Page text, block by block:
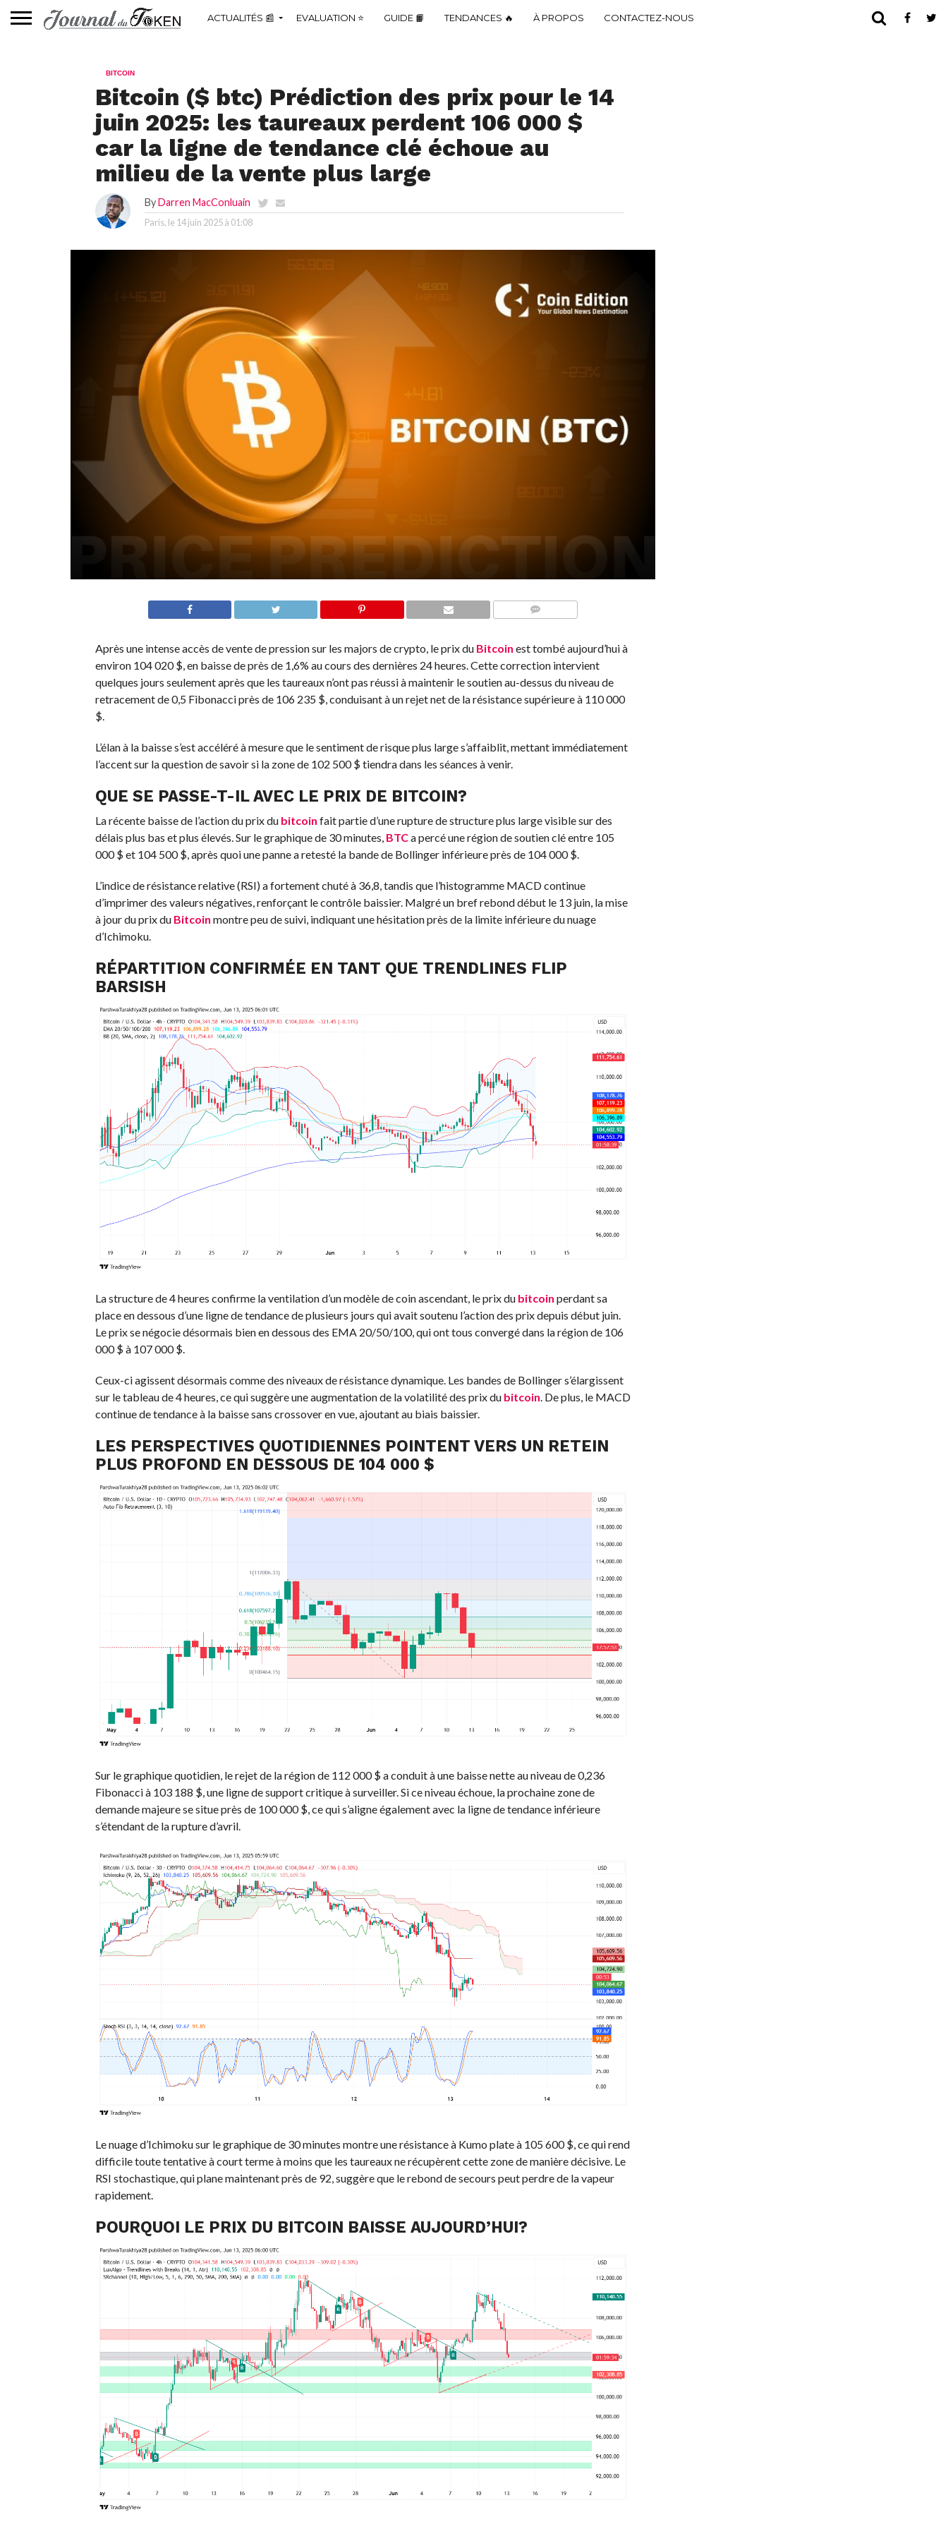
ACTUALITÉS 📰 EVALUATION ⭐ GUIDE 📙 TENDANCES 🔥 À PROPOS CONTACTEZ-NOUS
BITCOIN
Bitcoin ($ btc) Prédiction des prix pour le 14
juin 2025: les taureaux perdent 106 000 $
car la ligne de tendance clé échoue au
milieu de la vente plus large
ByDarren MacConluain
Paris, le 14 juin 2025 à 01:08
Après une intense accès de vente de pression sur les majors de crypto, le prix du Bitcoin est tombé aujourd’hui à
environ 104 020 $, en baisse de près de 1,6% au cours des dernières 24 heures. Cette correction intervient
quelques jours seulement après que les taureaux n’ont pas réussi à maintenir le soutien au-dessus du niveau de
retracement de 0,5 Fibonacci près de 106 235 $, conduisant à un rejet net de la résistance supérieure à 110 000
$.
L’élan à la baisse s’est accéléré à mesure que le sentiment de risque plus large s’affaiblit, mettant immédiatement
l’accent sur la question de savoir si la zone de 102 500 $ tiendra dans les séances à venir.
QUE SE PASSE-T-IL AVEC LE PRIX DE BITCOIN?
La récente baisse de l’action du prix du bitcoin fait partie d’une rupture de structure plus large visible sur des
délais plus bas et plus élevés. Sur le graphique de 30 minutes, BTCa percé une région de soutien clé entre 105
000 $ et 104 500 $, après quoi une panne a retesté la bande de Bollinger inférieure près de 104 000 $.
L’indice de résistance relative (RSI) a fortement chuté à 36,8, tandis que l’histogramme MACD continue
d’imprimer des valeurs négatives, renforçant le contrôle baissier. Malgré un bref rebond début le 13 juin, la mise
à jour du prix du Bitcoin montre peu de suivi, indiquant une hésitation près de la limite inférieure du nuage
d’Ichimoku.
RÉPARTITION CONFIRMÉE EN TANT QUE TRENDLINES FLIP
BARSISH
La structure de 4 heures confirme la ventilation d’un modèle de coin ascendant, le prix du bitcoin perdant sa
place en dessous d’une ligne de tendance de plusieurs jours qui avait soutenu l’action des prix depuis début juin.
Le prix se négocie désormais bien en dessous des EMA 20/50/100, qui ont tous convergé dans la région de 106
000 $ à 107 000 $.
Ceux-ci agissent désormais comme des niveaux de résistance dynamique. Les bandes de Bollinger s’élargissent
sur le tableau de 4 heures, ce qui suggère une augmentation de la volatilité des prix du bitcoin . De plus, le MACD
continue de tendance à la baisse sans crossover en vue, ajoutant au biais baissier.
LES PERSPECTIVES QUOTIDIENNES POINTENT VERS UN RETEIN
PLUS PROFOND EN DESSOUS DE 104 000 $
Sur le graphique quotidien, le rejet de la région de 112 000 $ a conduit à une baisse nette au niveau de 0,236
Fibonacci à 103 188 $, une ligne de support critique à surveiller. Si ce niveau échoue, la prochaine zone de
demande majeure se situe près de 100 000 $, ce qui s’aligne également avec la ligne de tendance inférieure
s’étendant de la rupture d’avril.
Le nuage d’Ichimoku sur le graphique de 30 minutes montre une résistance à Kumo plate à 105 600 $, ce qui rend
difficile toute tentative à court terme à moins que les taureaux ne récupèrent cette zone de manière décisive. Le
RSI stochastique, qui plane maintenant près de 92, suggère que le rebond de secours peut perdre de la vapeur
rapidement.
POURQUOI LE PRIX DU BITCOIN BAISSE AUJOURD’HUI?